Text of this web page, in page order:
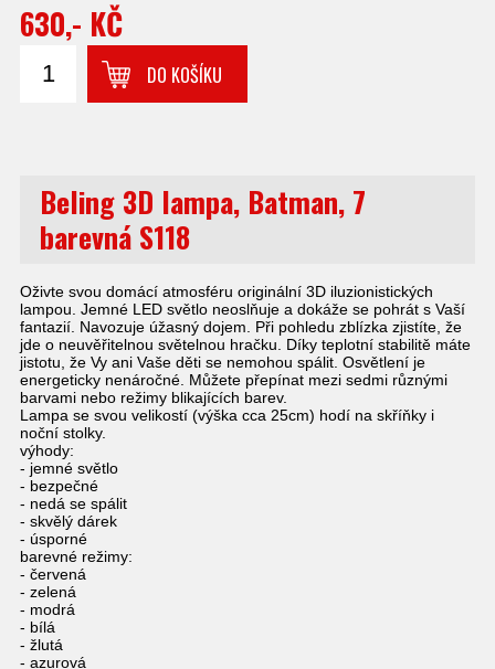
630,- KČ
DO KOŠÍKU
Beling 3D lampa, Batman, 7
barevná S118
Oživte svou domácí atmosféru originální 3D iluzionistických
lampou. Jemné LED světlo neoslňuje a dokáže se pohrát s Vaší
fantazií. Navozuje úžasný dojem. Při pohledu zblízka zjistíte, že
jde o neuvěřitelnou světelnou hračku. Díky teplotní stabilitě máte
jistotu, že Vy ani Vaše děti se nemohou spálit. Osvětlení je
energeticky nenáročné. Můžete přepínat mezi sedmi různými
barvami nebo režimy blikajících barev.
Lampa se svou velikostí (výška cca 25cm) hodí na skříňky i
noční stolky.
výhody:
- jemné světlo
- bezpečné
- nedá se spálit
- skvělý dárek
- úsporné
barevné režimy:
- červená
- zelená
- modrá
- bílá
- žlutá
- azurová